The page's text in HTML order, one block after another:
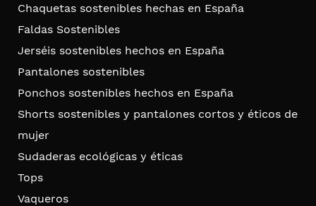
Chaquetas sostenibles hechas en España
Faldas Sostenibles
Jerséis sostenibles hechos en España
Pantalones sostenibles
Ponchos sostenibles hechos en España
Shorts sostenibles y pantalones cortos y éticos de
mujer
Sudaderas ecológicas y éticas
Tops
Vaqueros